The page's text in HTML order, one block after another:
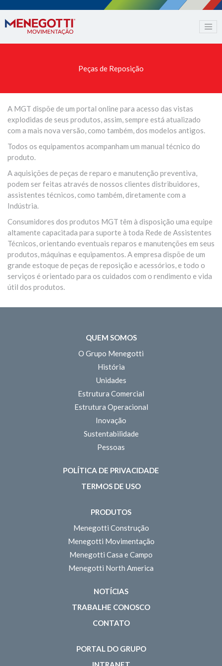
Peças de Reposição
A MGT dispõe de um portal online para acesso das vistas
explodidas de seus produtos, assim, sempre está atualizado
com a mais nova versão, como também, dos modelos antigos.
Todos os equipamentos acompanham um manual técnico do
produto.
A aquisições de peças de reparo e manutenção preventiva,
podem ser feitas através de nossos clientes distribuidores,
assistentes técnicos, como também, diretamente com a
Indústria.
Consumidores dos produtos MGT têm à disposição uma equipe
altamente capacitada para suporte à toda Rede de Assistentes
Técnicos, orientando eventuais reparos e manutenções em seus
produtos, máquinas e equipamentos. A empresa dispõe de um
grande estoque de peças de reposição e acessórios, e todo o
serviços é orientado para os cuidados com o rendimento e vida
útil dos produtos.
QUEM SOMOS
O Grupo Menegotti
História
Unidades
Estrutura Comercial
Estrutura Operacional
Inovação
Sustentabilidade
Pessoas
POLÍTICA DE PRIVACIDADE
TERMOS DE USO
PRODUTOS
Menegotti Construção
Menegotti Movimentação
Menegotti Casa e Campo
Menegotti North America
NOTÍCIAS
TRABALHE CONOSCO
CONTATO
PORTAL DO GRUPO